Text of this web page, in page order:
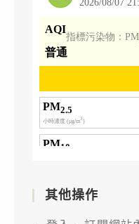
其他操作